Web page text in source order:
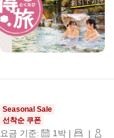
Seasonal Sale
선착순 쿠폰
요금 기준: 1박 | |